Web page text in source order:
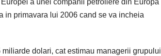
a unei companii petroliere din Europa
in primavara lui 2006 cand se va incheia
dolari, cat estimau managerii grupului